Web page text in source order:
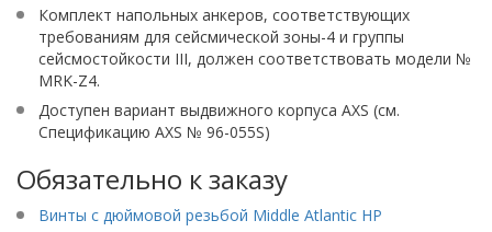
Комплект напольных анкеров, соответствующих
требованиям для сейсмической зоны-4 и группы
сейсмостойкости III, должен соответствовать модели №
MRK-Z4.
Доступен вариант выдвижного корпуса AXS (см.
Спецификацию AXS № 96-055S)
Обязательно к заказу
Винты с дюймовой резьбой Middle Atlantic HP